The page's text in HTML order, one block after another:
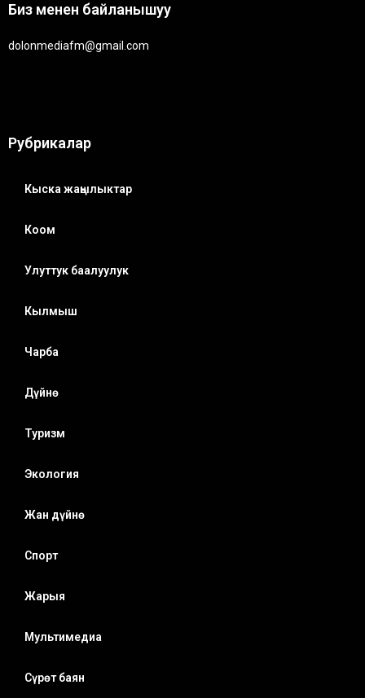
Биз менен байланышуу
dolonmediafm@gmail.com
Рубрикалар
Кыска жаңылыктар
Коом
Улуттук баалуулук
Кылмыш
Чарба
Дүйнө
Туризм
Экология
Жан дүйнө
Спорт
Жарыя
Мультимедиа
Сүрөт баян